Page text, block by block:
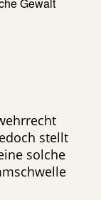
Gewalt
stellt
solche